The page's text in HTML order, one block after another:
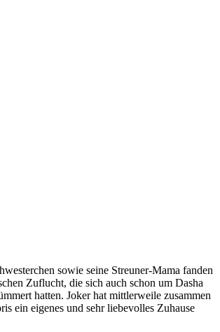
sowie seine Streuner-Mama fanden
Zuflucht, die sich auch schon um Dasha
hatten. Joker hat mittlerweile zusammen
ein eigenes und sehr liebevolles Zuhause